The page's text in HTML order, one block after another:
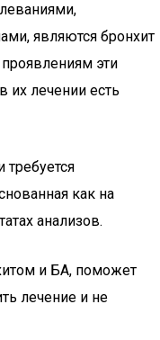
являются бронхит
эти
их лечении есть
требуется
как на
анализов.
и БА, поможет
лечение и не